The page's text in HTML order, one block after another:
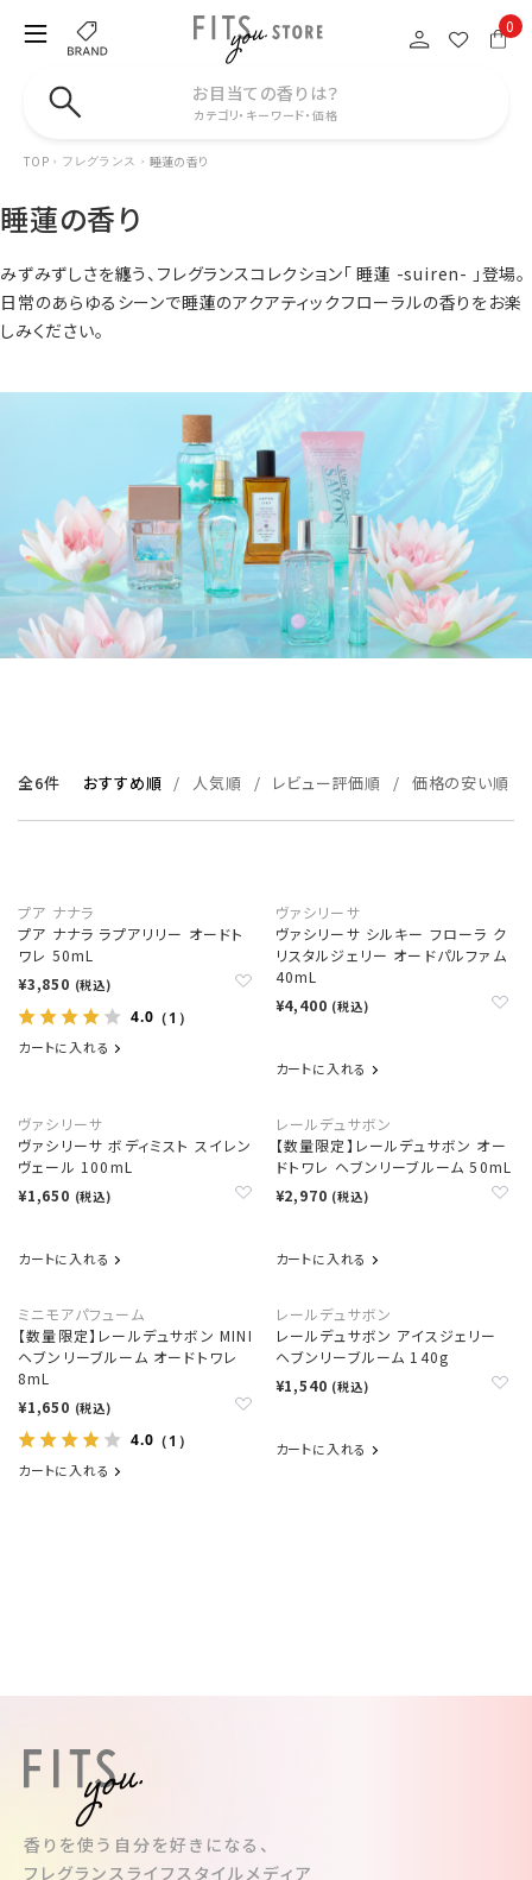
0
お目当ての香りは？
カテゴリ・キーワード・価格
TOP フレグランス 睡蓮の香り
睡蓮の香り
みずみずしさを纏う、フレグランスコレクション「 睡蓮 -suiren- 」登場。
日常のあらゆるシーンで睡蓮のアクアティックフローラルの香りをお楽
しみください。
全6件 おすすめ順 人気順 レビュー評価順 価格の安い順
プア ナナラ
プア ナナラ ラプアリリー オードト
ワレ 50mL
¥3,850 (税込)
4.0 （1）
カートに入れる
ヴァシリーサ
ヴァシリーサ シルキー フローラ ク
リスタルジェリー オードパルファム
40mL
¥4,400 (税込)
カートに入れる
ヴァシリーサ
ヴァシリーサ ボディミスト スイレン
ヴェール 100mL
¥1,650 (税込)
カートに入れる
レールデュサボン
【数量限定】レールデュサボン オー
ドトワレ ヘブンリーブルーム 50mL
¥2,970 (税込)
カートに入れる
ミニモアパフューム
【数量限定】レールデュサボン MINI
ヘブンリーブルーム オードトワレ
8mL
¥1,650 (税込)
4.0 （1）
カートに入れる
レールデュサボン
レールデュサボン アイスジェリー
ヘブンリーブルーム 140g
¥1,540 (税込)
カートに入れる
香りを使う自分を好きになる、
フレグランスライフスタイルメディア